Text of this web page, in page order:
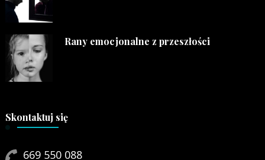
Rany emocjonalne z przeszłości
Skontaktuj się
669 550 088